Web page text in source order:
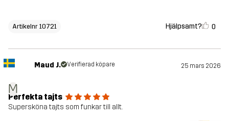
Artikelnr 10721 Hjälpsamt? 0
M
Maud J. Verifierad köpare 25 mars 2026
Perfekta tajts
Supersköna tajts som funkar till allt.